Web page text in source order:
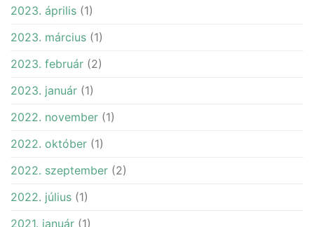
2023. április (1)
2023. március (1)
2023. február (2)
2023. január (1)
2022. november (1)
2022. október (1)
2022. szeptember (2)
2022. július (1)
2021. január (1)